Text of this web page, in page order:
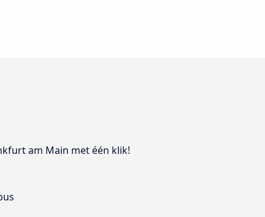
am Main met één klik!